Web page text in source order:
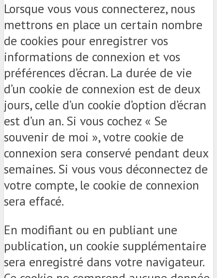
Lorsque vous vous connecterez, nous
mettrons en place un certain nombre
de cookies pour enregistrer vos
informations de connexion et vos
préférences d’écran. La durée de vie
d’un cookie de connexion est de deux
jours, celle d’un cookie d’option d’écran
est d’un an. Si vous cochez « Se
souvenir de moi », votre cookie de
connexion sera conservé pendant deux
semaines. Si vous vous déconnectez de
votre compte, le cookie de connexion
sera effacé.
En modifiant ou en publiant une
publication, un cookie supplémentaire
sera enregistré dans votre navigateur.